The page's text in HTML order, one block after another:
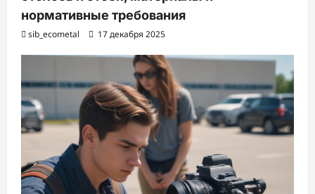
нормативные требования
sib_ecometal 17 декабря 2025